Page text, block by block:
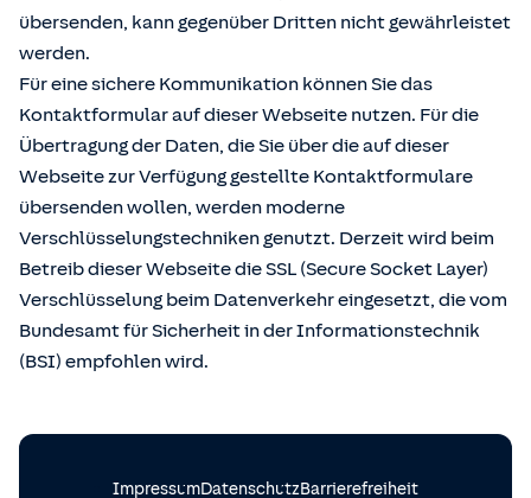
übersenden, kann gegenüber Dritten nicht gewährleistet
werden.
Für eine sichere Kommunikation können Sie das
Kontaktformular auf dieser Webseite nutzen. Für die
Übertragung der Daten, die Sie über die auf dieser
Webseite zur Verfügung gestellte Kontaktformulare
übersenden wollen, werden moderne
Verschlüsselungstechniken genutzt. Derzeit wird beim
Betreib dieser Webseite die SSL (Secure Socket Layer)
Verschlüsselung beim Datenverkehr eingesetzt, die vom
Bundesamt für Sicherheit in der Informationstechnik
(BSI) empfohlen wird.
ImpressumDatenschutzBarrierefreiheit